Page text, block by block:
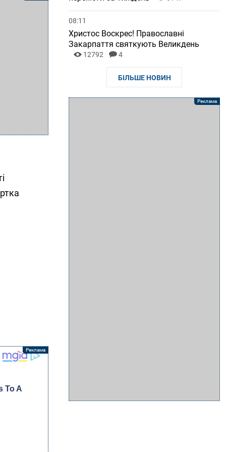
08:11
Христос Воскрес! Православні
Закарпаття святкують Великдень
12792 4
БІЛЬШЕ НОВИН